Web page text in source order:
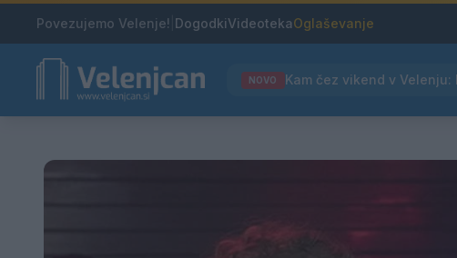
Povezujemo Velenje! DogodkiVideotekaOglaševanje
NOVO